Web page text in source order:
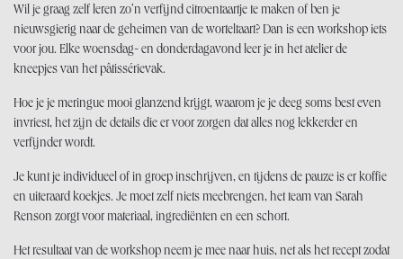
Wil je graag zelf leren zo’n verfijnd citroentaartje te maken of ben je
nieuwsgierig naar de geheimen van de worteltaart? Dan is een workshop iets
voor jou. Elke woensdag- en donderdagavond leer je in het atelier de
kneepjes van het pâtissérievak.
Hoe je je meringue mooi glanzend krijgt, waarom je je deeg soms best even
invriest, het zijn de details die er voor zorgen dat alles nog lekkerder en
verfijnder wordt.
Je kunt je individueel of in groep inschrijven, en tijdens de pauze is er koffie
en uiteraard koekjes. Je moet zelf niets meebrengen, het team van Sarah
Renson zorgt voor materiaal, ingrediënten en een schort.
Het resultaat van de workshop neem je mee naar huis, net als het recept zodat